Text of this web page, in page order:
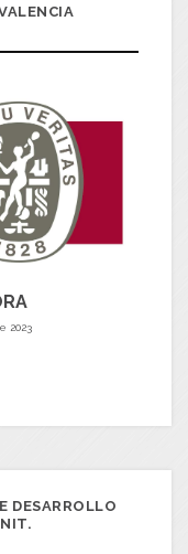
2023
DESARROLLO